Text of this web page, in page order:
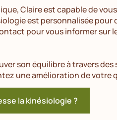
Claire est capable de
est personnalisée pour
pour vous informer sur
son équilibre à travers des
une amélioration de votre
la kinésiologie ?